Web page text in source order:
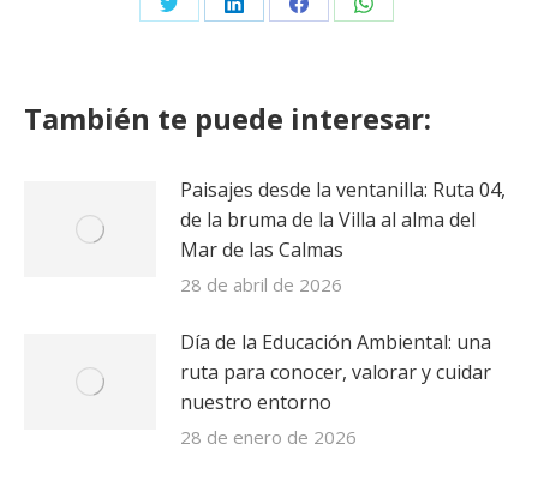
Share Share Share Share
También te puede interesar:
Paisajes desde la ventanilla: Ruta 04,
de la bruma de la Villa al alma del
Mar de las Calmas
28 de abril de 2026
Día de la Educación Ambiental: una
ruta para conocer, valorar y cuidar
nuestro entorno
28 de enero de 2026